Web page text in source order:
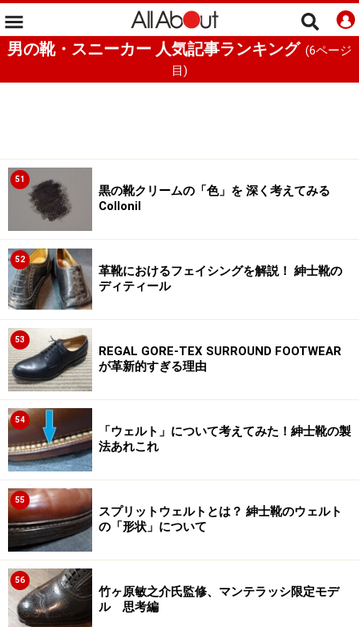
男の靴・スニーカー 人気記事ランキング (6ページ
目)
51
黒の靴クリームの「色」を 深く考えてみる
Collonil
52
革靴におけるフェイシングを解説！ 紳士靴の
ディティール
53
REGAL GORE-TEX SURROUND FOOTWEAR
が革新的すぎる理由
54
「ウェルト」について考えてみた！紳士靴の製
法あれこれ
55
スプリットウェルトとは？ 紳士靴のウェルト
の「形状」について
56
竹ヶ原敏之介氏監修、マンテラッシ限定モデ
ル 思考編